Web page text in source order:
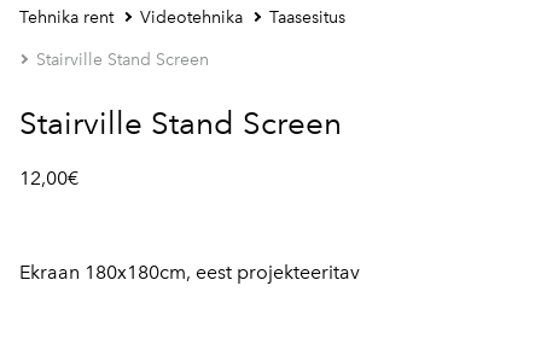
Tehnika rent Videotehnika Taasesitus
Stairville Stand Screen
Stairville Stand Screen
12,00€
Ekraan 180x180cm, eest projekteeritav